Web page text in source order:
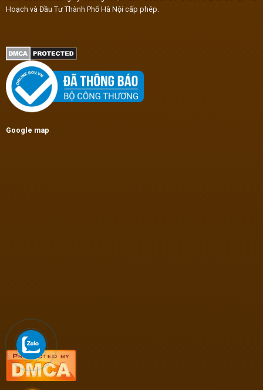
Hoạch và Đầu Tư Thành Phố Hà Nội cấp phép.
Google map